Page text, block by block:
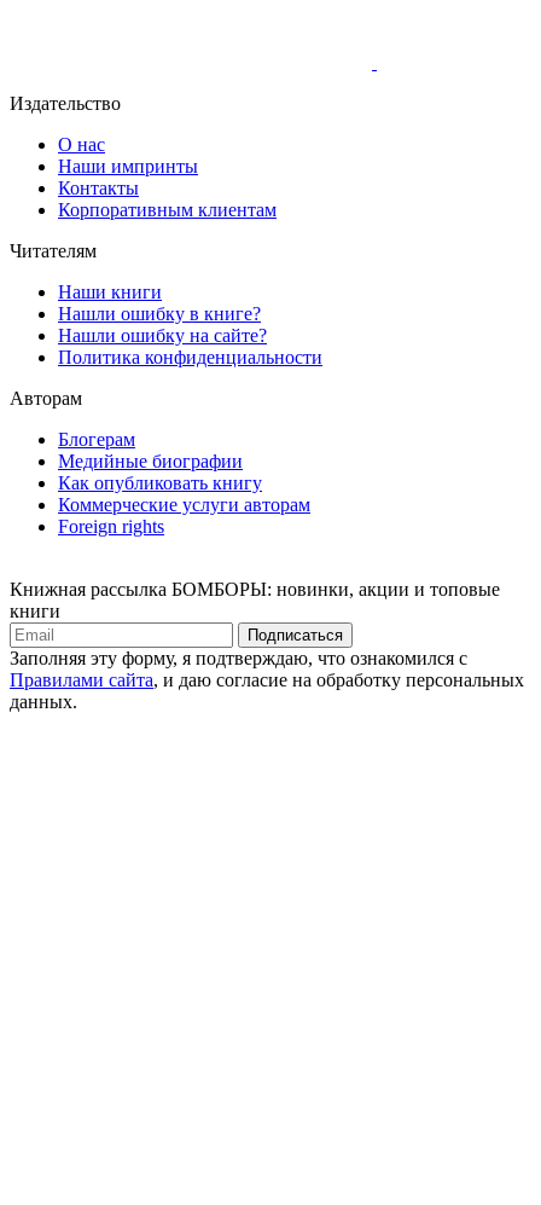
Издательство
О нас
Наши импринты
Контакты
Корпоративным клиентам
Читателям
Наши книги
Нашли ошибку в книге?
Нашли ошибку на сайте?
Политика конфиденциальности
Авторам
Блогерам
Медийные биографии
Как опубликовать книгу
Коммерческие услуги авторам
Foreign rights
Книжная рассылка БОМБОРЫ: новинки, акции и топовые
книги
Подписаться
Заполняя эту форму, я подтверждаю, что ознакомился с
Правилами сайта, и даю согласие на обработку персональных
данных.